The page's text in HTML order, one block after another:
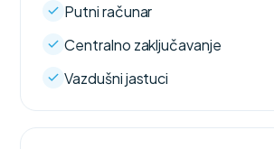
Putni računar
Centralno zaključavanje
Vazdušni jastuci